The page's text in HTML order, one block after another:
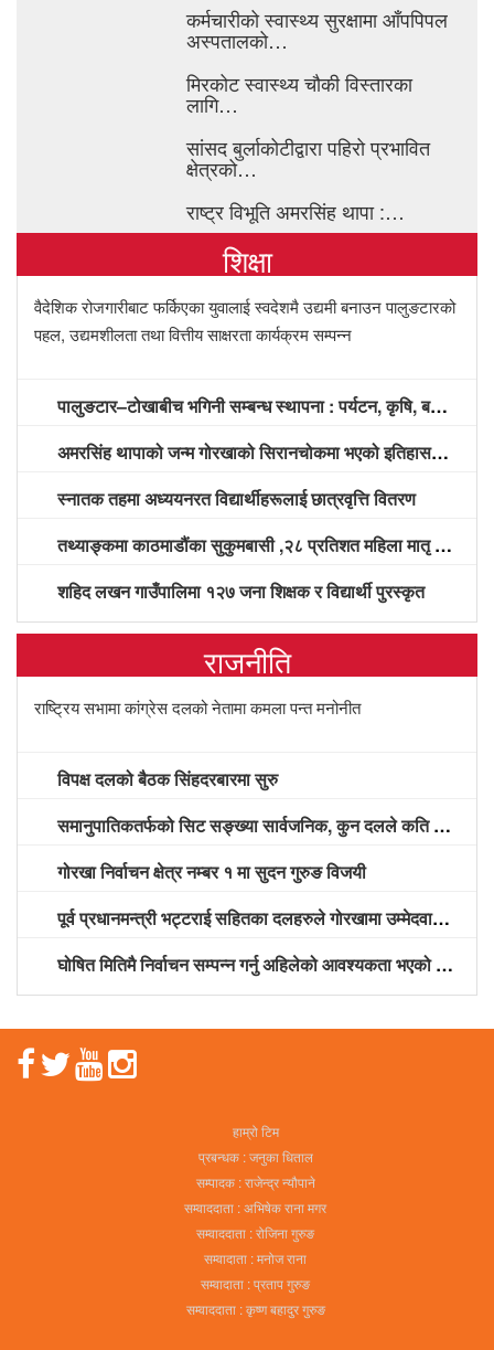
कर्मचारीको स्वास्थ्य सुरक्षामा आँपपिपल
अस्पतालको…
मिरकोट स्वास्थ्य चौकी विस्तारका
लागि…
सांसद बुर्लाकोटीद्वारा पहिरो प्रभावित
क्षेत्रको…
राष्ट्र विभूति अमरसिंह थापा :…
शिक्षा
वैदेशिक रोजगारीबाट फर्किएका युवालाई स्वदेशमै उद्यमी बनाउन पालुङटारको
पहल, उद्यमशीलता तथा वित्तीय साक्षरता कार्यक्रम सम्पन्न
पालुङटार–टोखाबीच भगिनी सम्बन्ध स्थापना : पर्यटन, कृषि, बजार प्रवद्र्धन र विकास साझेदारीमा सहकार्य गर्ने सहमति
अमरसिंह थापाको जन्म गोरखाको सिरानचोकमा भएको इतिहासविद्हरूको दाबी
स्नातक तहमा अध्ययनरत विद्यार्थीहरूलाई छात्रवृत्ति वितरण
तथ्याङ्कमा काठमाडौंका सुकुमबासी ,२८ प्रतिशत महिला मातृ स्वास्थ्य सेवाको पूर्ण चक्रबाट वञ्चित
शहिद लखन गाउँपालिमा १२७ जना शिक्षक र विद्यार्थी पुरस्कृत
राजनीति
राष्ट्रिय सभामा कांग्रेस दलको नेतामा कमला पन्त मनोनीत
विपक्ष दलको बैठक सिंहदरबारमा सुरु
समानुपातिकतर्फको सिट सङ्ख्या सार्वजनिक, कुन दलले कति सिट पाए? (सूचीसहित)
गोरखा निर्वाचन क्षेत्र नम्बर १ मा सुदन गुरुङ विजयी
पूर्व प्रधानमन्त्री भट्टराई सहितका दलहरुले गोरखामा उम्मेदवारी दर्ता गराए
घोषित मितिमै निर्वाचन सम्पन्न गर्नु अहिलेको आवश्यकता भएको नेकपा नेता श्रेष्ठको भनाइ
हाम्रो टिम
प्रबन्धक : जनुका धिताल
सम्पादक : राजेन्द्र न्यौपाने
सम्वाददाता : अभिषेक राना मगर
सम्वाददाता : रोजिना गुरुङ
सम्वादाता : मनोज राना
सम्वादाता : प्रताप गुरुङ
सम्वाददाता : कृष्ण बहादुर गुरुङ